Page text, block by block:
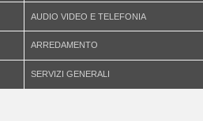
AUDIO VIDEO E TELEFONIA
ARREDAMENTO
SERVIZI GENERALI